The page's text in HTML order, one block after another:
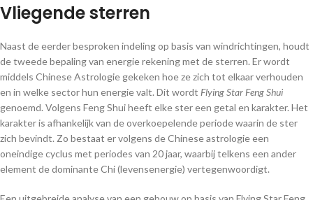
Vliegende sterren
Naast de eerder besproken indeling op basis van windrichtingen, houdt
de tweede bepaling van energie rekening met de sterren. Er wordt
middels Chinese Astrologie gekeken hoe ze zich tot elkaar verhouden
en in welke sector hun energie valt. Dit wordt Flying Star Feng Shui
genoemd. Volgens Feng Shui heeft elke ster een getal en karakter. Het
karakter is afhankelijk van de overkoepelende periode waarin de ster
zich bevindt. Zo bestaat er volgens de Chinese astrologie een
oneindige cyclus met periodes van 20 jaar, waarbij telkens een ander
element de dominante Chi (levensenergie) vertegenwoordigt.